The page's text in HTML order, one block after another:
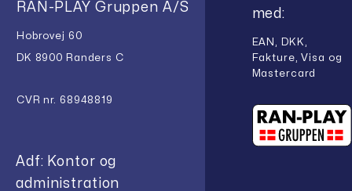
RAN-PLAY Gruppen A/S
Hobrovej 60
DK 8900 Randers C
CVR nr. 68948819
Adf: Kontor og
administration
med:
EAN, DKK,
Fakture, Visa og
Mastercard